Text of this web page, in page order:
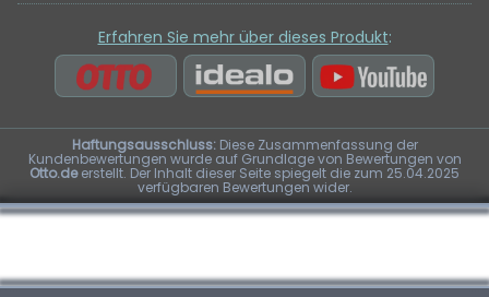
Erfahren Sie mehr über dieses Produkt:
Haftungsausschluss:Diese Zusammenfassung der
Kundenbewertungen wurde auf Grundlage von Bewertungen von
Otto.deerstellt. Der Inhalt dieser Seite spiegelt die zum 25.04.2025
verfügbaren Bewertungen wider.